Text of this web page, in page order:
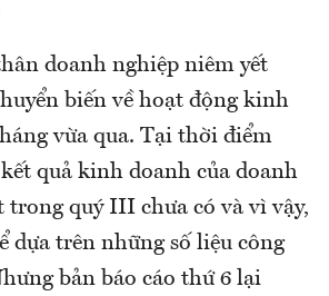
doanh nghiệp niêm yết
biến về hoạt động kinh
vừa qua. Tại thời điểm
quả kinh doanh của doanh
trong quý III chưa có và vì vậy,
dựa trên những số liệu công
bản báo cáo thứ 6 lại